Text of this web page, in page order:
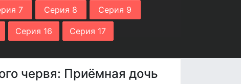
7 Серия 8 Серия 9
Серия 16 Серия 17
червя: Приёмная дочь